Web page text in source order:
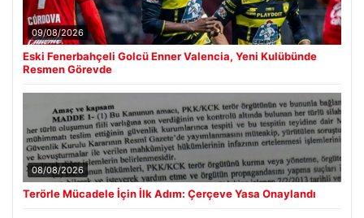
09/08/2026
Eski Fenerbahçeli Golcü Enner Valencia, Yeni Kulübünde
Resmen Görevde
08/08/2026
Terörle Mücadele İçin İlk Adım: Çerçeve Yasa Onaylandı